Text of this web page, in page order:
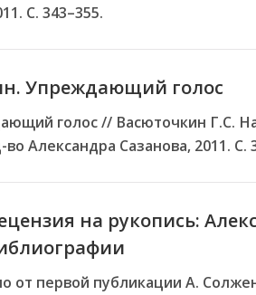
С. 343–355.
Упреждающий голос
голос // Васюточкин Г.С.
Александра Сазанова, 2011. С.
на рукопись:
от первой публикации А.